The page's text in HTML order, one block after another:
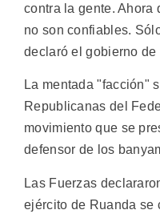
contra la gente. Ahora
no son confiables.
declaró el gobierno de
La mentada "facción"
Republicanas del
movimiento que se
defensor de los
Las Fuerzas
ejército de Ruanda se